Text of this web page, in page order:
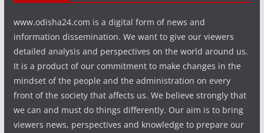
www.odisha24.com is a digital form of news and
information dissemination. We want to give our viewers
detailed analysis and perspectives on the world around us.
It is a product of our commitment to make changes in the
mindset of the people and the administration on every
front of the society that affects us. We believe strongly that
we can and must do things differently. Our aim is to bring
viewers news, perspectives and knowledge to prepare our